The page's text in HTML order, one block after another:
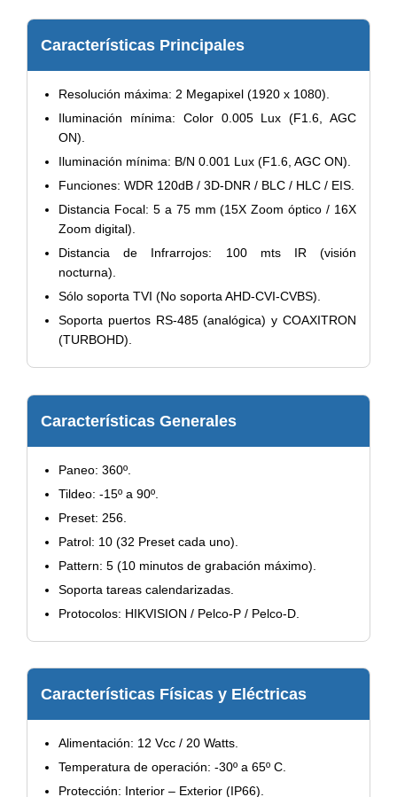
Características Principales
Resolución máxima: 2 Megapixel (1920 x 1080).
Iluminación mínima: Color 0.005 Lux (F1.6, AGC
ON).
Iluminación mínima: B/N 0.001 Lux (F1.6, AGC ON).
Funciones: WDR 120dB / 3D-DNR / BLC / HLC / EIS.
Distancia Focal: 5 a 75 mm (15X Zoom óptico / 16X
Zoom digital).
Distancia de Infrarrojos: 100 mts IR (visión
nocturna).
Sólo soporta TVI (No soporta AHD-CVI-CVBS).
Soporta puertos RS-485 (analógica) y COAXITRON
(TURBOHD).
Características Generales
Paneo: 360º.
Tildeo: -15º a 90º.
Preset: 256.
Patrol: 10 (32 Preset cada uno).
Pattern: 5 (10 minutos de grabación máximo).
Soporta tareas calendarizadas.
Protocolos: HIKVISION / Pelco-P / Pelco-D.
Características Físicas y Eléctricas
Alimentación: 12 Vcc / 20 Watts.
Temperatura de operación: -30º a 65º C.
Protección: Interior – Exterior (IP66).